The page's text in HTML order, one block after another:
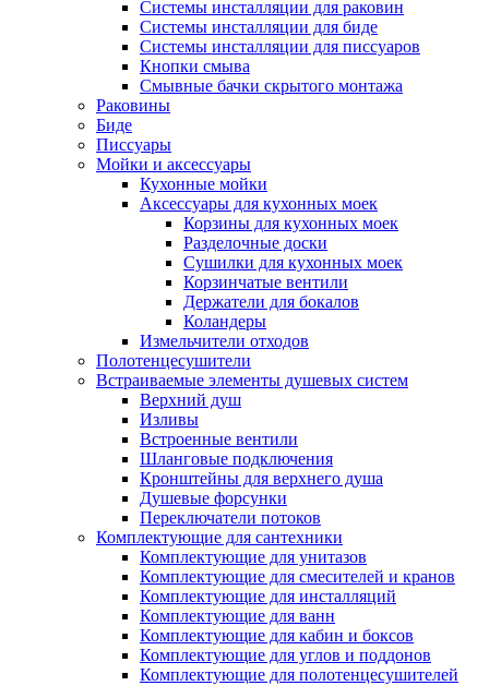
Системы инсталляции для раковин
Системы инсталляции для биде
Системы инсталляции для писсуаров
Кнопки смыва
Смывные бачки скрытого монтажа
Раковины
Биде
Писсуары
Мойки и аксессуары
Кухонные мойки
Аксессуары для кухонных моек
Корзины для кухонных моек
Разделочные доски
Сушилки для кухонных моек
Корзинчатые вентили
Держатели для бокалов
Коландеры
Измельчители отходов
Полотенцесушители
Встраиваемые элементы душевых систем
Верхний душ
Изливы
Встроенные вентили
Шланговые подключения
Кронштейны для верхнего душа
Душевые форсунки
Переключатели потоков
Комплектующие для сантехники
Комплектующие для унитазов
Комплектующие для смесителей и кранов
Комплектующие для инсталляций
Комплектующие для ванн
Комплектующие для кабин и боксов
Комплектующие для углов и поддонов
Комплектующие для полотенцесушителей